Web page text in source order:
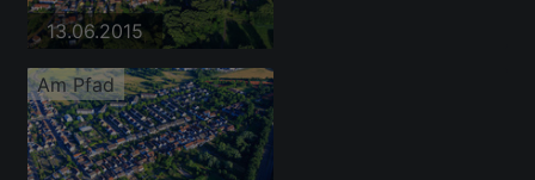
13.06.2015
Am Pfad